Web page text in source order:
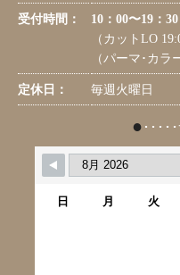
受付時間：
10：00〜19：30
（カットLO
（パーマ･カラ
定休日： 毎週火曜日
● ････
日 月 火